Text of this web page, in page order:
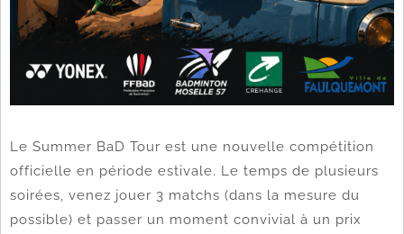
Le Summer BaD Tour est une nouvelle compétition
officielle en période estivale. Le temps de plusieurs
soirées, venez jouer 3 matchs (dans la mesure du
possible) et passer un moment convivial à un prix